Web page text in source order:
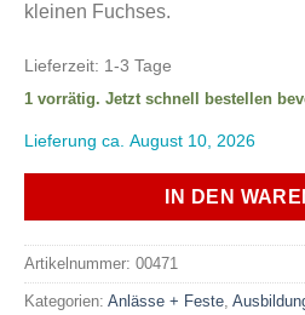
kleinen Fuchses.
Lieferzeit: 1-3 Tage
1 vorrätig. Jetzt schnell bestellen
Lieferung ca. August 10, 2026
IN DEN
Artikelnummer: 00471
Kategorien: Anlässe + Feste,